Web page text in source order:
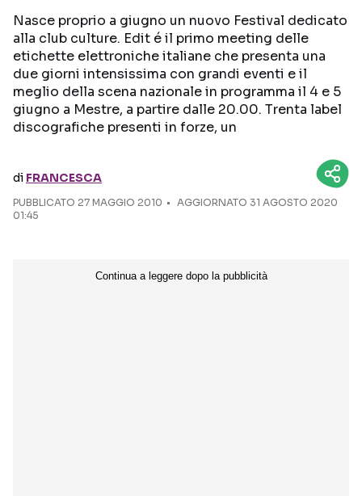
Seguici sui social
Nasce proprio a giugno un nuovo Festival dedicato
alla club culture. Edit é il primo meeting delle
etichette elettroniche italiane che presenta una
due giorni intensissima con grandi eventi e il
meglio della scena nazionale in programma il 4 e 5
giugno a Mestre, a partire dalle 20.00. Trenta label
discografiche presenti in forze, un
di FRANCESCA
PUBBLICATO 27 MAGGIO 2010
AGGIORNATO 31 AGOSTO 2020
01:45